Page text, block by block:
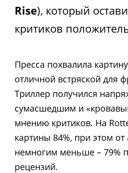
Rise), который
критиков
Пресса похвалила
отличной встряской для
Триллер получился
сумасшедшим и
мнению критиков. На
картины 84%, при этом от
немногим меньше – 79%
рецензий.